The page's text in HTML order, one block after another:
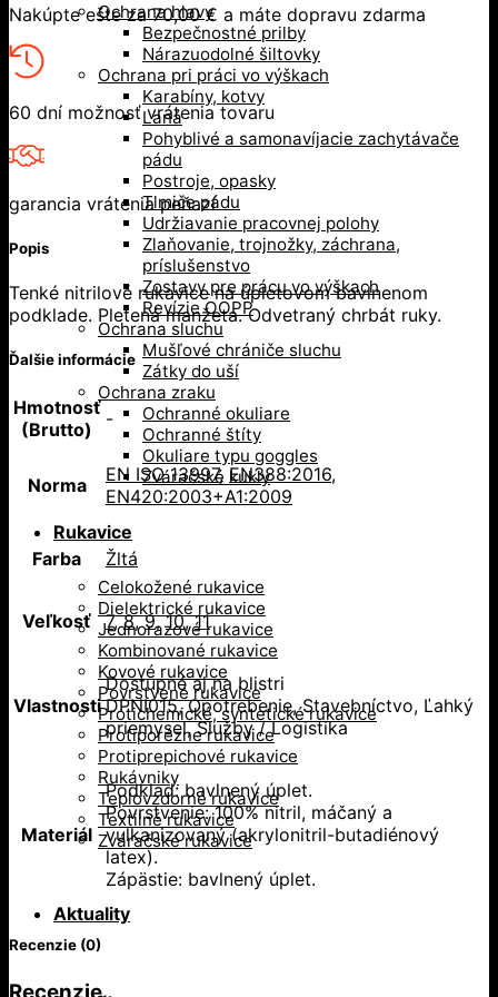
Ochrana hlavy
Bezpečnostné prilby
Nárazuodolné šiltovky
Ochrana pri práci vo výškach
Karabíny, kotvy
Laná
Pohyblivé a samonavíjacie zachytávače
pádu
Postroje, opasky
Tlmiče pádu
Udržiavanie pracovnej polohy
Zlaňovanie, trojnožky, záchrana,
príslušenstvo
Zostavy pre prácu vo výškach
Revízie OOPP
Ochrana sluchu
Mušľové chrániče sluchu
Zátky do uší
Ochrana zraku
Ochranné okuliare
Ochranné štíty
Okuliare typu goggles
Zváračské kukly
Rukavice
Celokožené rukavice
Dielektrické rukavice
Jednorazové rukavice
Kombinované rukavice
Kovové rukavice
Povrstvené rukavice
Protichemické, syntetické rukavice
Protiporézne rukavice
Protiprepichové rukavice
Rukávniky
Teplovzdorné rukavice
Textilné rukavice
Zváračské rukavice
Aktuality
Nakúpte ešte za70,00€ a máte dopravu zdarma
60 dní možnosť vrátenia tovaru
garancia vrátenia peňazí
Popis
Tenké nitrilové rukavice na úpletovom bavlnenom
podklade. Pletená manžeta. Odvetraný chrbát ruky.
Ďalšie informácie
Hmotnosť
(Brutto)
-
Norma EN ISO 13997, EN388:2016,
EN420:2003+A1:2009
Farba Žltá
Veľkosť 7,8,9,10,11
Vlastnosti
Dostupné aj na blistri
DPNI015, Opotrebenie, Stavebníctvo, Ľahký
priemysel, Služby / Logistika
Materiál
Podklad: bavlnený úplet.
Povrstvenie: 100% nitril, máčaný a
vulkanizovaný (akrylonitril-butadiénový
latex).
Zápästie: bavlnený úplet.
Recenzie (0)
Recenzie